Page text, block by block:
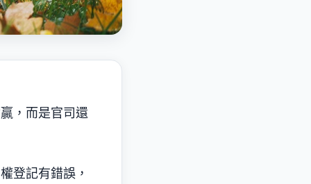
，而是官司還
登記有錯誤，